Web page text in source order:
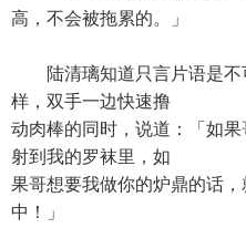
高，不会被拖累的。」
陆清璃知道只言片语是不
样，双手一边快速撸
动肉棒的同时，说道：「如
射到我的罗袜里，如
果哥想要我做你的炉鼎的话
中！」